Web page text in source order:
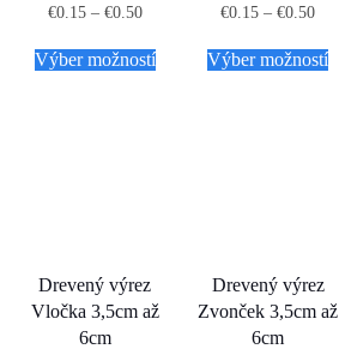
€0.15– €0.50
Výber možností
€0.15 –€0.50
Výber možností
Drevený výrez
Vločka 3,5cm až
6cm
Drevený výrez
Zvonček 3,5cm až
6cm